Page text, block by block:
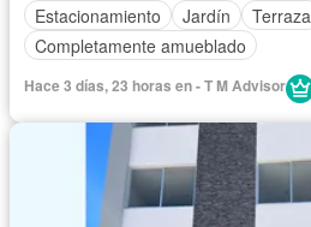
Estacionamiento
Jardín
Terraza
Completamente amueblado
Hace 3 días, 23 horas en - T M Advisor